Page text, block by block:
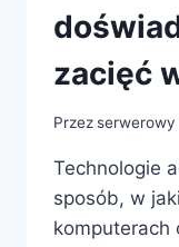
zacięć
Przezserwerowy
Technologie
sposób, w
komputerach